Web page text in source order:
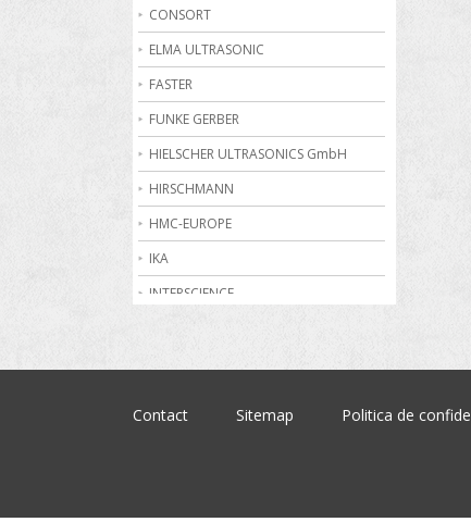
Balante
Becuri de gaz
Bioreactoare
Biurete digitale
Calorimetrie
Camere climatice
Cantare electronice industriale
Centrifuge de laborator
Conductometre
CONSORT
ELMA ULTRASONIC
FASTER
FUNKE GERBER
HIELSCHER ULTRASONICS GmbH
HIRSCHMANN
HMC-EUROPE
IKA
INTERSCIENCE
Contact Sitemap Politica de